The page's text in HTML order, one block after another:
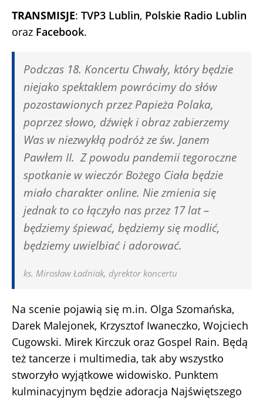
TRANSMISJE: TVP3 Lublin, Polskie Radio Lublin
oraz Facebook.
Podczas 18. Koncertu Chwały, który będzie
niejako spektaklem powrócimy do słów
pozostawionych przez Papieża Polaka,
poprzez słowo, dźwięk i obraz zabierzemy
Was w niezwykłą podróż ze św. Janem
Pawłem II. Z powodu pandemii tegoroczne
spotkanie w wieczór Bożego Ciała będzie
miało charakter online. Nie zmienia się
jednak to co łączyło nas przez 17 lat –
będziemy śpiewać, będziemy się modlić,
będziemy uwielbiać i adorować.
ks. Mirosław Ładniak, dyrektor koncertu
Na scenie pojawią się m.in. Olga Szomańska,
Darek Malejonek, Krzysztof Iwaneczko, Wojciech
Cugowski. Mirek Kirczuk oraz Gospel Rain. Będą
też tancerze i multimedia, tak aby wszystko
stworzyło wyjątkowe widowisko. Punktem
kulminacyjnym będzie adoracja Najświętszego